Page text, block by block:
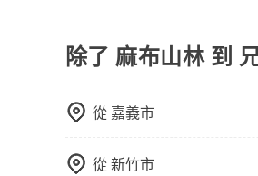
除了 麻布山林 到
從 嘉義市
從新竹市